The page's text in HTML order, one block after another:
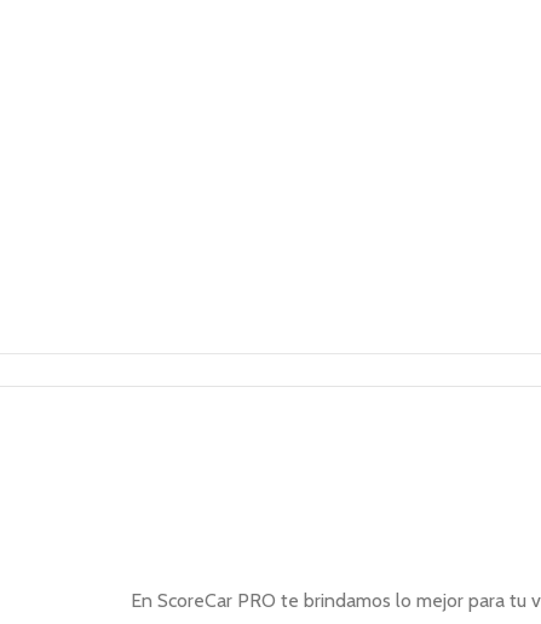
En ScoreCar PRO te brindamos lo mejor para tu